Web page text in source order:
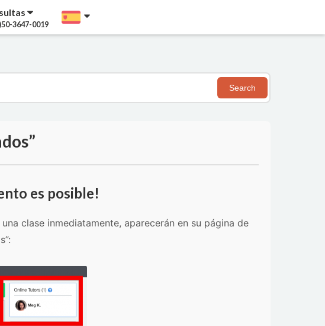
3647-0019
Search
es posible!
clase inmediatamente, aparecerán en su página de